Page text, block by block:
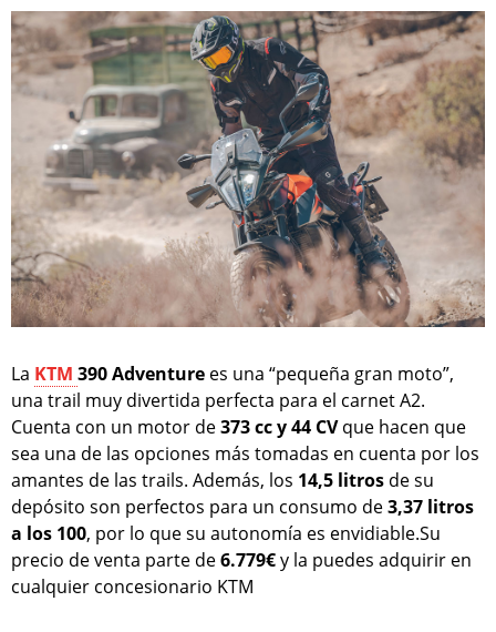
La KTM 390 Adventure es una “pequeña gran moto”,
una trail muy divertida perfecta para el carnet A2.
Cuenta con un motor de373 cc y 44 CVque hacen que
sea una de las opciones más tomadas en cuenta por los
amantes de las trails. Además, los 14,5 litros de su
depósito son perfectos para un consumo de3,37 litros
a los 100, por lo que su autonomía es envidiable.Su
precio de venta parte de6.779€y la puedes adquirir en
cualquier concesionario KTM